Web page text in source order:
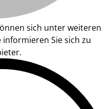
sich unter weiteren
Sie sich zu